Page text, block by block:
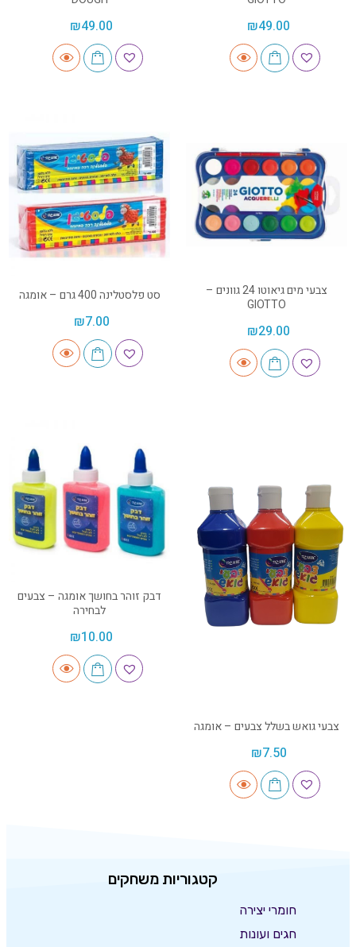
₪49.00
₪49.00
צבעי מים גיאוטו 24 גוונים –
GIOTTO
₪29.00
סט פלסטלינה 400 גרם – אומגה
₪7.00
צבעי גואש בשלל צבעים – אומגה
₪7.50
דבק זוהר בחושך אומגה – צבעים
לבחירה
₪10.00
קטגוריות משחקים
חומרי יצירה
חגים ועונות